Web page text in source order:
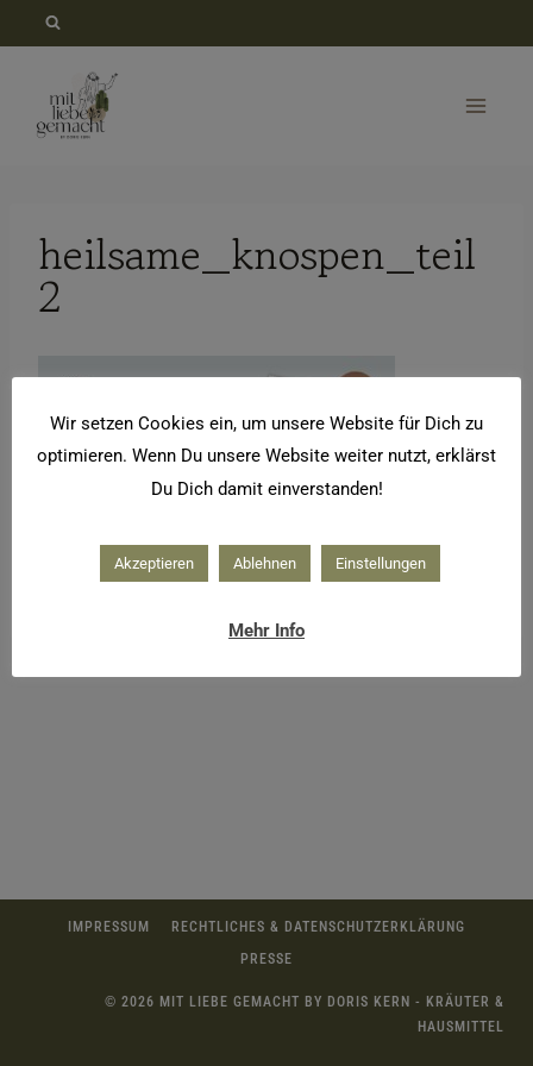
springen
heilsame_knospen_teil
2
IMPRESSUM
RECHTLICHES & DATENSCHUTZERKLÄRUNG
PRESSE
© 2026 MIT LIEBE GEMACHT BY DORIS KERN - KRÄUTER &
HAUSMITTEL
Wir setzen Cookies ein, um unsere Website für Dich zu
optimieren. Wenn Du unsere Website weiter nutzt, erklärst
Du Dich damit einverstanden!
Akzeptieren Ablehnen Einstellungen
Mehr Info